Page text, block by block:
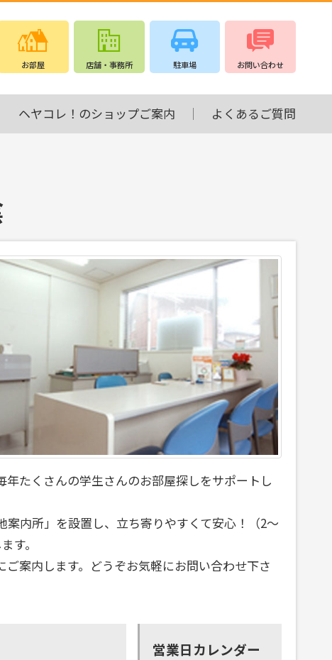
お部屋 店舗・事務所 駐車場 お問い合わせ
ヘヤコレ！のショップご案内 よくあるご質問
たくさんの学生さんのお部屋探しをサポートし
内所」を設置し、立ち寄りやすくて安心！（2～
す。
案内します。どうぞお気軽にお問い合わせ下さ
営業日カレンダー